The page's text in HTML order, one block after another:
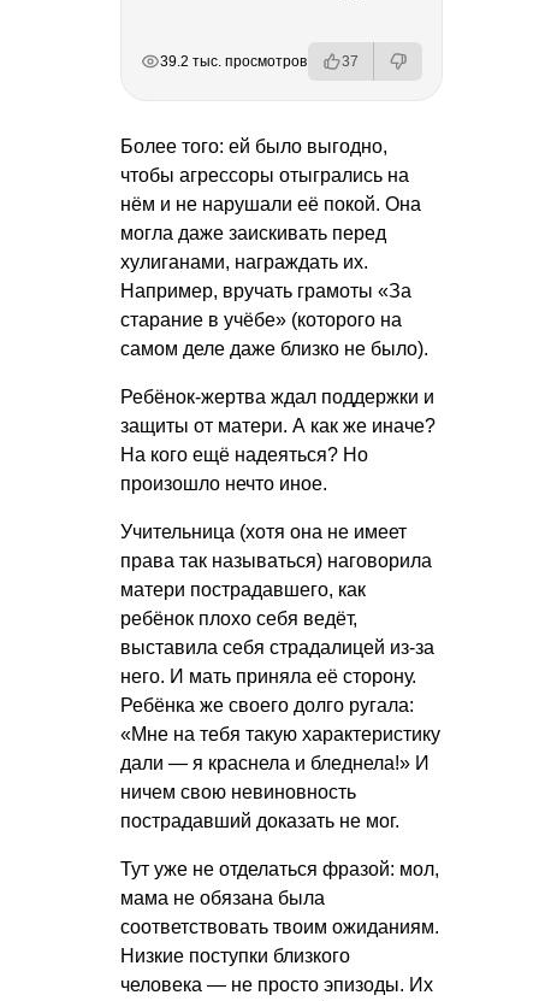
39.2 тыс. просмотров 37
Более того: ей было выгодно,
чтобы агрессоры отыгрались на
нём и не нарушали её покой. Она
могла даже заискивать перед
хулиганами, награждать их.
Например, вручать грамоты «За
старание в учёбе» (которого на
самом деле даже близко не было).
Ребёнок-жертва ждал поддержки и
защиты от матери. А как же иначе?
На кого ещё надеяться? Но
произошло нечто иное.
Учительница (хотя она не имеет
права так называться) наговорила
матери пострадавшего, как
ребёнок плохо себя ведёт,
выставила себя страдалицей из-за
него. И мать приняла её сторону.
Ребёнка же своего долго ругала:
«Мне на тебя такую характеристику
дали — я краснела и бледнела!» И
ничем свою невиновность
пострадавший доказать не мог.
Тут уже не отделаться фразой: мол,
мама не обязана была
соответствовать твоим ожиданиям.
Низкие поступки близкого
человека — не просто эпизоды. Их